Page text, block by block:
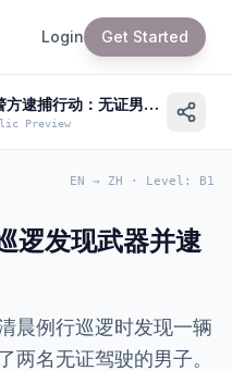
Login Get Started
[新西兰新闻中文] 罗托鲁瓦警方逮捕行动：无证男子藏武器被捕
Preview
EN → ZH · Level : B1
逻发现武器并逮
晨例行巡逻时发现一辆
两名无证驾驶的男子。